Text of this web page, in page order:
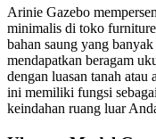
Arinie Gazebo
minimalis di toko
bahan saung yang
mendapatkan beragam
dengan luasan tanah
ini memiliki fungsi
keindahan ruang luar